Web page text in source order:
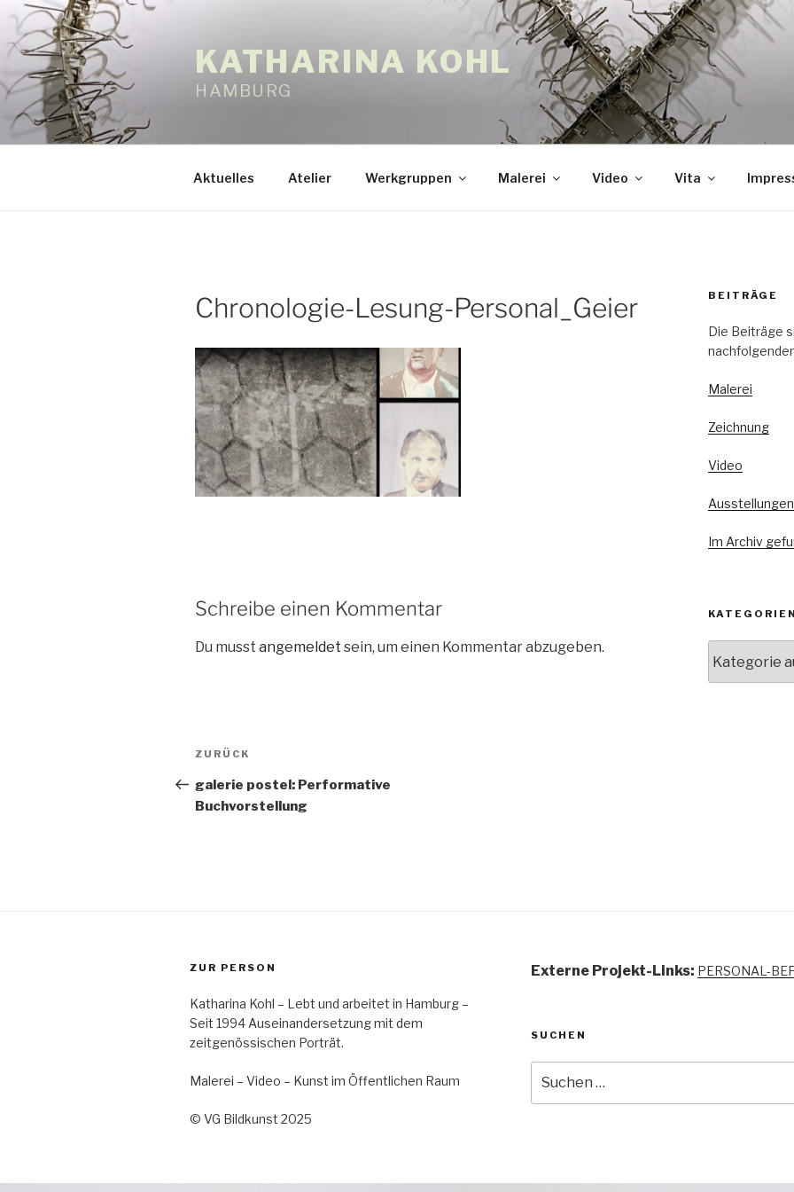
Zum
Inhalt
springen
KATHARINA KOHL
HAMBURG
Aktuelles Atelier Werkgruppen Malerei Video Vita
Chronologie-Lesung-Personal_Geier
Schreibe einen Kommentar
Du musst angemeldet sein, um einen Kommentar abzugeben.
Beitragsnavigation
Vorheriger
ZURÜCK
galerie postel: Performative
Buchvorstellung
BEITRÄGE
Die Beiträge
Malerei
Zeichnung
Video
Ausstellungen
Im Archiv
KATEGORIEN
ZUR PERSON
Katharina Kohl – Lebt und arbeitet in Hamburg –
Seit 1994 Auseinandersetzung mit dem
zeitgenössischen Porträt.
Malerei – Video – Kunst im Öffentlichen Raum
© VG Bildkunst 2025
Externe Projekt-Links: PERSONAL-
SUCHEN
nach: